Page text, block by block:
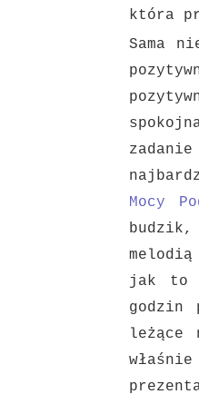
która
Sama
Mocy
melodią
jak to
godzin
leżące